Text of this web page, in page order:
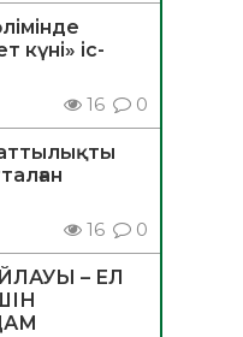
күні» іс-
16 0
16 0
– ЕЛ